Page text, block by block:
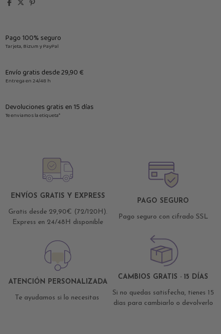
Pago 100% seguro
Tarjeta, Bizum y PayPal
Envío gratis desde 29,90 €
Entrega en 24/48 h
Devoluciones gratis en 15 días
Te enviamos la etiqueta*
ENVÍOS GRATIS Y EXPRESS
Gratis desde 29,90€ (72/120H).
Express en 24/48H disponible
PAGO SEGURO
Pago seguro con cifrado SSL
ATENCIÓN PERSONALIZADA
Te ayudamos si lo necesitas
CAMBIOS GRATIS · 15 DÍAS
Si no quedas satisfecha, tienes 15
días para cambiarlo o devolverlo